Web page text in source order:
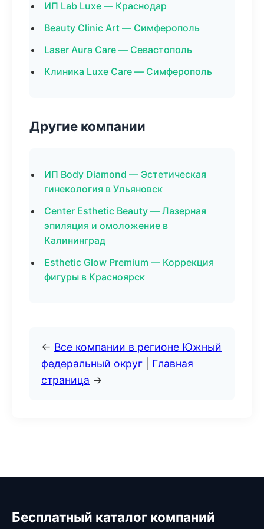
ИП Lab Luxe — Краснодар
Beauty Clinic Art — Симферополь
Laser Aura Care — Севастополь
Клиника Luxe Care — Симферополь
Другие компании
ИП Body Diamond — Эстетическая
гинекология в Ульяновск
Center Esthetic Beauty — Лазерная
эпиляция и омоложение в
Калининград
Esthetic Glow Premium — Коррекция
фигуры в Красноярск
← Все компании в регионе Южный
федеральный округ
Главная
страница →
Бесплатный каталог компаний